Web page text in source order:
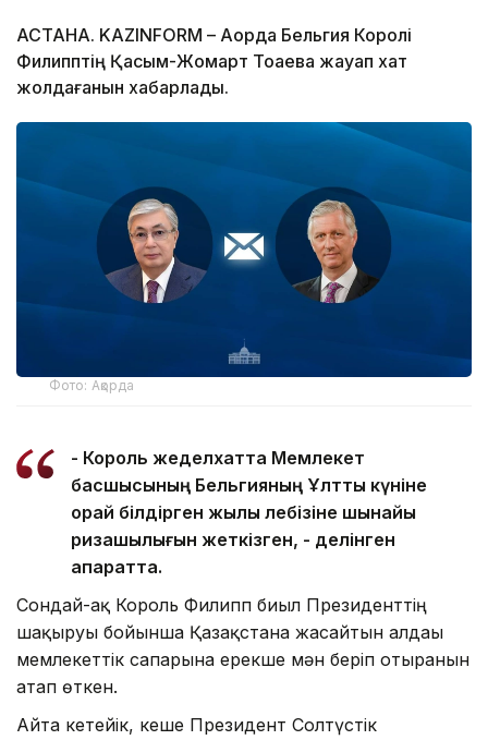
АСТАНА. KAZINFORM – Ақорда Бельгия Королі
Филипптің Қасым-Жомарт Тоқаевқа жауап хат
жолдағанын хабарлады.
Фото: Ақорда
- Король жеделхатта Мемлекет
басшысының Бельгияның Ұлттық күніне
орай білдірген жылы лебізіне шынайы
ризашылығын жеткізген, - делінген
ақпаратта.
Сондай-ақ Король Филипп биыл Президенттің
шақыруы бойынша Қазақстанға жасайтын алдағы
мемлекеттік сапарына ерекше мән беріп отырғанын
атап өткен.
Айта кетейік, кеше Президент Солтүстік